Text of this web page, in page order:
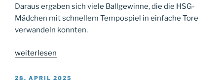
Daraus ergaben sich viele Ballgewinne, die die HSG-
Mädchen mit schnellem Tempospiel in einfache Tore
verwandeln konnten.
„weibliche
Jugend
weiterlesen
VERÖFFENTLICHT
28. APRIL 2025